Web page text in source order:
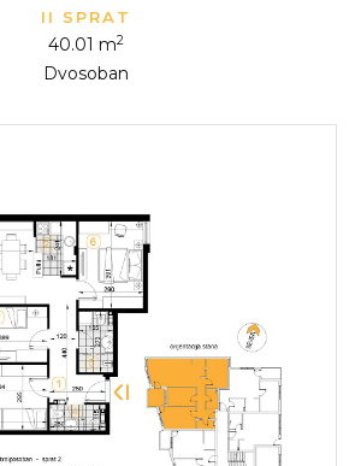
II SPRAT
40.01 m2
Dvosoban